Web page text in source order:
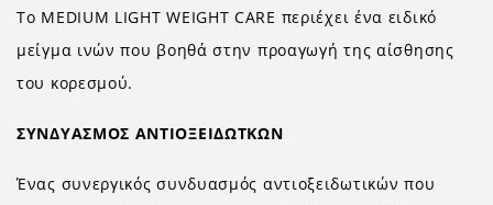
Το MEDIUM LIGHT WEIGHT CARE περιέχει ένα ειδικό
μείγμα ινών που βοηθά στην προαγωγή της αίσθησης
του κορεσμού.
ΣΥΝΔΥΑΣΜΟΣ ΑΝΤΙΟΞΕΙΔΩΤΚΩΝ
Ένας συνεργικός συνδυασμός αντιοξειδωτικών που